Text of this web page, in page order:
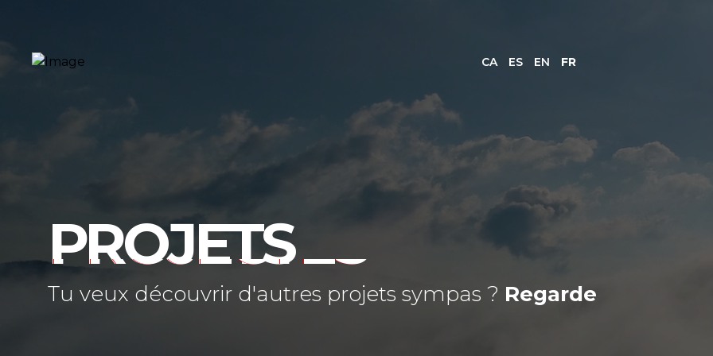
CA ES EN FR
PROJETS
Tu veux découvrir d'autres projets sympas ? Regarde